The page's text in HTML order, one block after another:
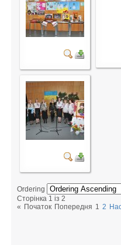
Ordering
Сторінка 1 із 2
« Початок Попередня 1 2